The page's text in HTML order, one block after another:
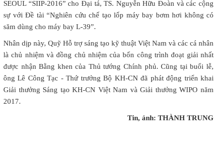
SEOUL “SIIP-2016” cho Đại tá, TS. Nguyễn Hữu Đoàn và các cộng
sự với Đề tài “Nghiên cứu chế tạo lốp máy bay bơm hơi không có
săm dùng cho máy bay L-39”.
Nhân dịp này, Quỹ Hỗ trợ sáng tạo kỹ thuật Việt Nam và các cá nhân
là chủ nhiệm và đồng chủ nhiệm của bốn công trình đoạt giải nhất
được nhận Bằng khen của Thủ tướng Chính phủ. Cũng tại buổi lễ,
ông Lê Công Tạc - Thứ trưởng Bộ KH-CN đã phát động triển khai
Giải thưởng Sáng tạo KH-CN Việt Nam và Giải thưởng WIPO năm
2017.
Tin, ảnh: THÀNH TRUNG